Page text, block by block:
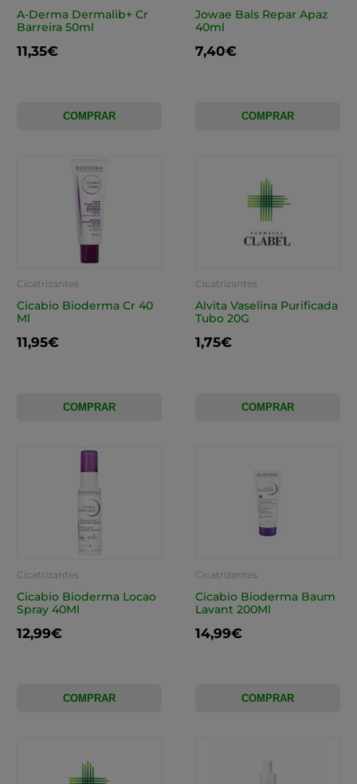
A-Derma Dermalib+ Cr
Barreira 50ml
11,35€
COMPRAR
Jowae Bals Repar Apaz
40ml
7,40€
COMPRAR
Cicatrizantes
Cicabio Bioderma Cr 40
Ml
11,95€
COMPRAR
Cicatrizantes
Alvita Vaselina Purificada
Tubo 20G
1,75€
COMPRAR
Cicatrizantes
Cicabio Bioderma Locao
Spray 40Ml
12,99€
COMPRAR
Cicatrizantes
Cicabio Bioderma Baum
Lavant 200Ml
14,99€
COMPRAR